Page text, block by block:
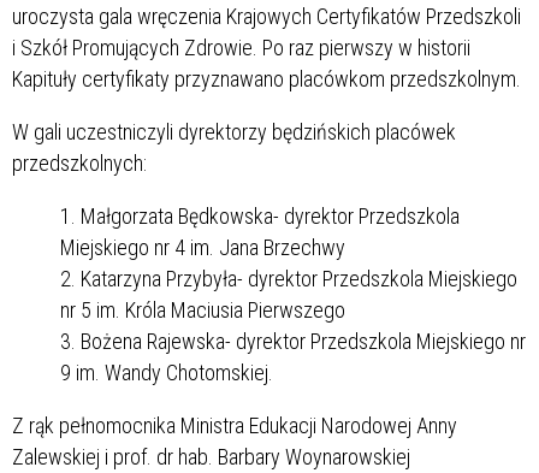
uroczysta gala wręczenia Krajowych Certyfikatów Przedszkoli
i Szkół Promujących Zdrowie. Po raz pierwszy w historii
Kapituły certyfikaty przyznawano placówkom przedszkolnym.
W gali uczestniczyli dyrektorzy będzińskich placówek
przedszkolnych:
Małgorzata Będkowska- dyrektor Przedszkola
Miejskiego nr 4 im. Jana Brzechwy
Katarzyna Przybyła- dyrektor Przedszkola Miejskiego
nr 5 im. Króla Maciusia Pierwszego
Bożena Rajewska- dyrektor Przedszkola Miejskiego nr
9 im. Wandy Chotomskiej.
Z rąk pełnomocnika Ministra Edukacji Narodowej Anny
Zalewskiej i prof. dr hab. Barbary Woynarowskiej